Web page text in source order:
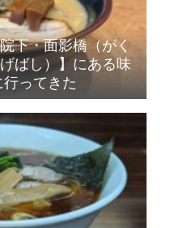
下・面影橋（がく
ばし）】にある味
ってきた